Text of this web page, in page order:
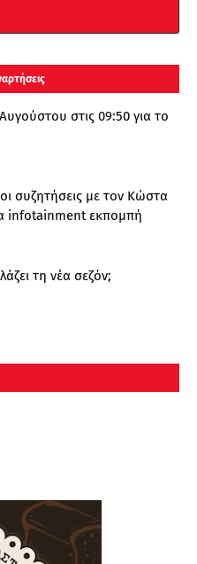
στις 09:50 για το
συζητήσεις με τον Κώστα
infotainment εκπομπή
τη νέα σεζόν;